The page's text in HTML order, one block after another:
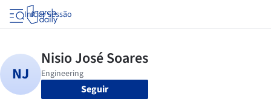
Iniciar sessão
Seguir